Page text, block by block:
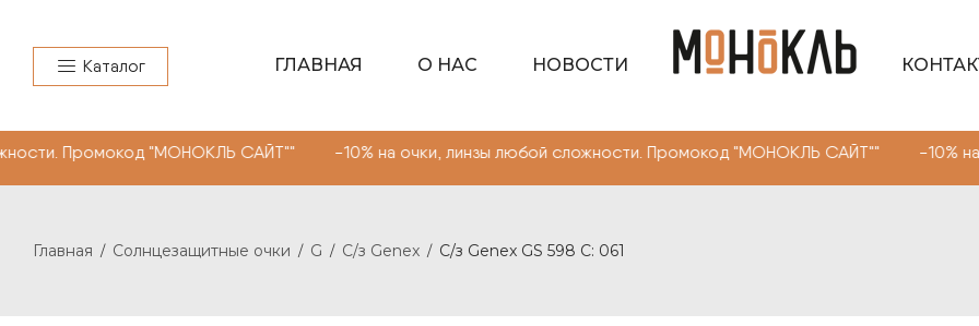
Каталог ГЛАВНАЯ О НАС НОВОСТИ
"МОНОКЛЬ САЙТ"" -10% на очки, линзы любой сложности. Промокод "МОНОКЛЬ САЙТ"" -10% на
Главная / Солнцезащитные очки / G / С/з Genex / С/з Genex GS 598 C: 061